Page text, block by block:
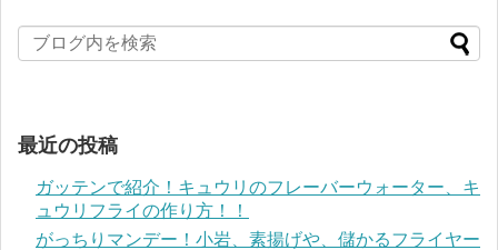
最近の投稿
ガッテンで紹介！キュウリのフレーバーウォーター、キ
ュウリフライの作り方！！
がっちりマンデー！小岩、素揚げや、儲かるフライヤー